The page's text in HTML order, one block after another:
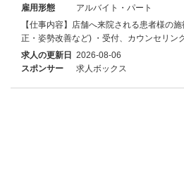
雇用形態
アルバイト・パート
【仕事内容】店舗へ来院される患者様の
正・姿勢改善など) ・受付、カウンセリン
求人の更新日 2026-08-06
スポンサー
求人ボックス